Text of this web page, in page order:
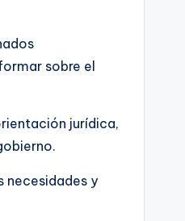
sobre el
jurídica,
necesidades y